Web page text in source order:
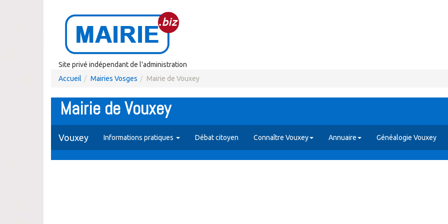
Site privé indépendant de l'administration
Accueil
Mairies Vosges Mairie de Vouxey
Mairie de Vouxey
Vouxey Informations pratiques Débat citoyen Connaître Vouxey Annuaire Généalogie Vouxey